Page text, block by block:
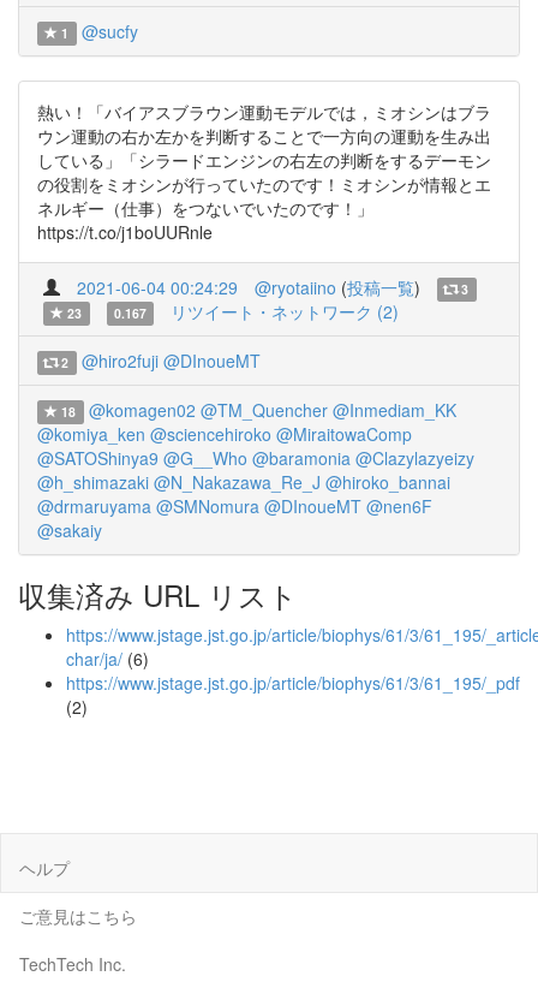
1 @sucfy
熱い！「バイアスブラウン運動モデルでは，ミオシンはブラ
ウン運動の右か左かを判断することで一方向の運動を生み出
している」「シラードエンジンの右左の判断をするデーモン
の役割をミオシンが行っていたのです！ミオシンが情報とエ
ネルギー（仕事）をつないでいたのです！」
https://t.co/j1boUURnle
2021-06-04 00:24:29 @ryotaiino (投稿一覧)
3
23
0.167 リツイート・ネットワーク (2)
2 @hiro2fuji @DInoueMT
18 @komagen02 @TM_Quencher @Inmediam_KK
@komiya_ken @sciencehiroko @MiraitowaComp
@SATOShinya9 @G__Who @baramonia @Clazylazyeizy
@h_shimazaki @N_Nakazawa_Re_J @hiroko_bannai
@drmaruyama @SMNomura @DInoueMT @nen6F
@sakaiy
収集済み URL リスト
https://www.jstage.jst.go.jp/article/biophys/61/3/61_195/
char/ja/ (6)
https://www.jstage.jst.go.jp/article/biophys/61/3/61_195/_pdf
(2)
ヘルプ
ご意見はこちら
TechTech Inc.